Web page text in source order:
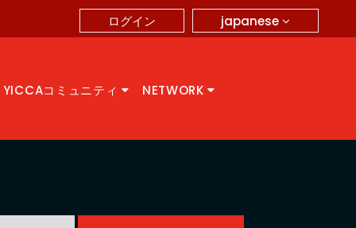
japanese
ログイン
YICCAコミュニティ NETWORK